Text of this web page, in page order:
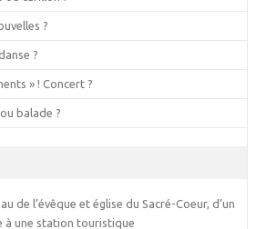
?
?
» ! Concert ?
balade ?
de l’évêque et église du Sacré-Coeur, d’un
à une station touristique